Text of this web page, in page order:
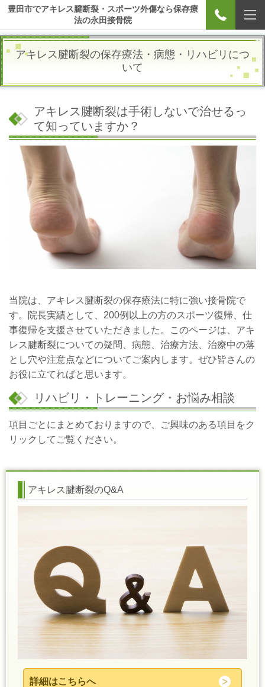
豊田市でアキレス腱断裂・スポーツ外傷なら保存療
法の永田接骨院
アキレス腱断裂の保存療法・病態・リハビリにつ
いて
アキレス腱断裂は手術しないで治せるっ
て知っていますか？
当院は、アキレス腱断裂の保存療法に特に強い接骨院で
す。院長実績として、200例以上の方のスポーツ復帰、仕
事復帰を支援させていただきました。このページは、アキ
レス腱断裂についての疑問、病態、治療方法、治療中の落
とし穴や注意点などについてご案内します。ぜひ皆さんの
お役に立てればと思います。
リハビリ・ トレーニング・ お悩み相談
項目ごとにまとめておりますので、ご興味のある項目をク
リックしてご覧ください。
アキレス腱断裂のQ&A
詳細はこちらへ